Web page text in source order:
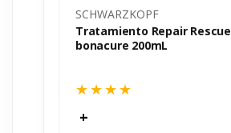
SCHWARZKOPF
Tratamiento Repair Rescue
bonacure 200mL